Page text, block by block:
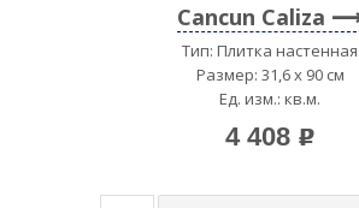
Cancun Caliza
Тип: Плитка настенная
Размер: 31,6 x 90 см
Ед. изм.: кв.м.
4 408 p